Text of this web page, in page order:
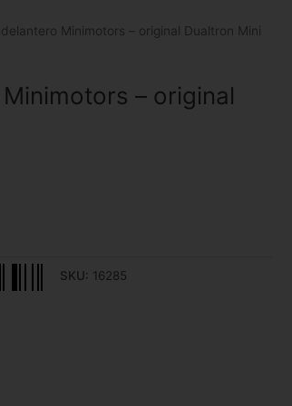
Minimotors – original Dualtron Mini
– original
SKU: 16285